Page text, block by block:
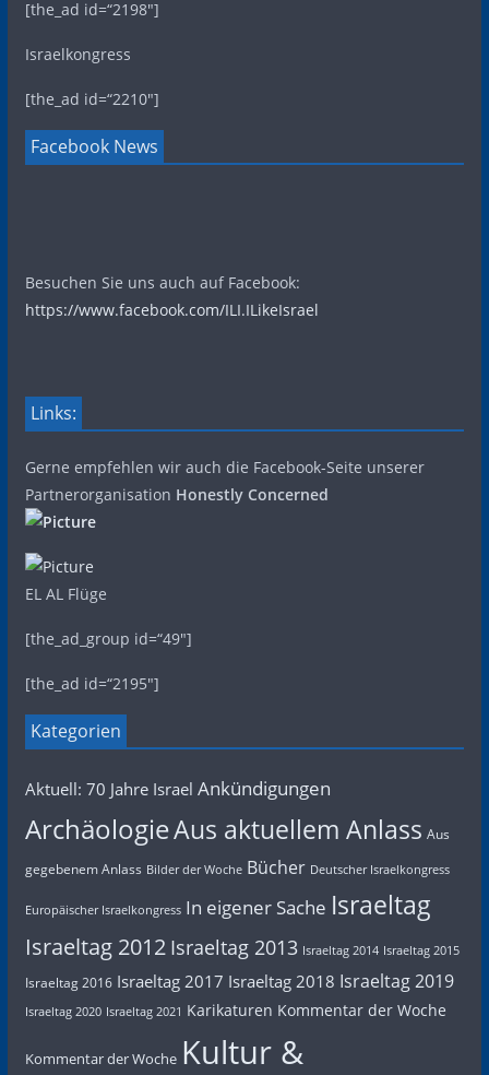
[the_ad id=“2198″]
Israelkongress
[the_ad id=“2210″]
Facebook News
Besuchen Sie uns auch auf Facebook:
https://www.facebook.com/ILI.ILikeIsrael
Links:
Gerne empfehlen wir auch die Facebook-Seite unserer
Partnerorganisation Honestly Concerned
EL AL Flüge
[the_ad_group id=“49″]
[the_ad id=“2195″]
Kategorien
Aktuell: 70 Jahre Israel Ankündigungen
ArchäologieAus aktuellem Anlass Aus
gegebenem Anlass Bilder der Woche Bücher Deutscher Israelkongress
Europäischer Israelkongress In eigener Sache Israeltag
Israeltag 2012 Israeltag 2013 Israeltag 2014 Israeltag 2015
Israeltag 2016 Israeltag 2017 Israeltag 2018 Israeltag 2019
Israeltag 2020 Israeltag 2021 Karikaturen Kommentar der Woche
Kommentar der Woche Kultur &